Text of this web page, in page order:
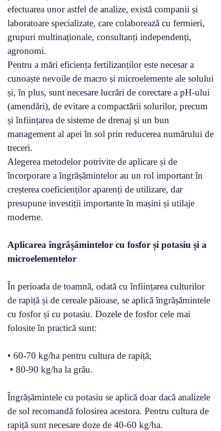
efectuarea unor astfel de analize, există companii și
laboratoare specializate, care colaborează cu fermieri,
grupuri multinaționale, consultanți independenți,
agronomi.
Pentru a mări eficiența fertilizanților este necesar a
cunoaște nevoile de macro și microelemente ale solului
și, în plus, sunt necesare lucrări de corectare a pH-ului
(amendări), de evitare a compactării solurilor, precum
și înființarea de sisteme de drenaj și un bun
management al apei în sol prin reducerea numărului de
treceri.
Alegerea metodelor potrivite de aplicare și de
încorporare a îngrășămintelor au un rol important în
creșterea coeficienților aparenți de utilizare, dar
presupune investiții importante în mașini și utilaje
moderne.
Aplicarea îngrășămintelor cu fosfor și potasiu și a
microelementelor
În perioada de toamnă, odată cu înființarea culturilor
de rapiță și de cereale păioase, se aplică îngrășămintele
cu fosfor și cu potasiu. Dozele de fosfor cele mai
folosite în practică sunt:
• 60-70 kg/ha pentru cultura de rapiță;
• 80-90 kg/ha la grâu.
Îngrășămintele cu potasiu se aplică doar dacă analizele
de sol recomandă folosirea acestora. Pentru cultura de
rapiță sunt necesare doze de 40-60 kg/ha.